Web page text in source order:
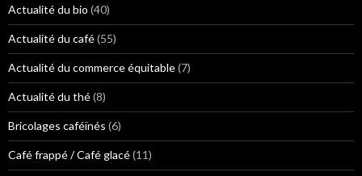
h
e
r
:
Actualité du bio (40)
Actualité du café(55)
Actualité du commerce équitable(7)
Actualité du thé(8)
Bricolages caféïnés (6)
Café frappé / Café glacé(11)